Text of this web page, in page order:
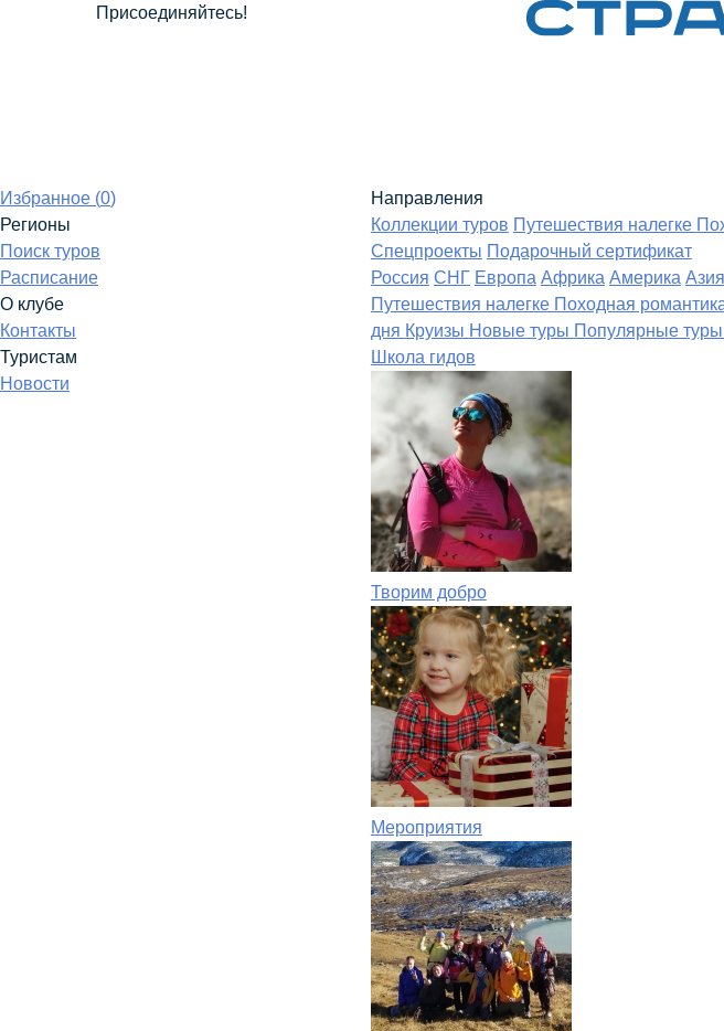
Присоединяйтесь!
Избранное (0)
Регионы
Поиск туров
Расписание
О клубе
Контакты
Туристам
Новости
Направления
Коллекции туров Путешествия налегке
Спецпроекты Подарочный сертификат
Россия СНГ Европа Африка Америка Азия
Путешествия налегке Походная
дня Круизы Новые туры Популярные туры
Школа гидов
Творим добро
Мероприятия